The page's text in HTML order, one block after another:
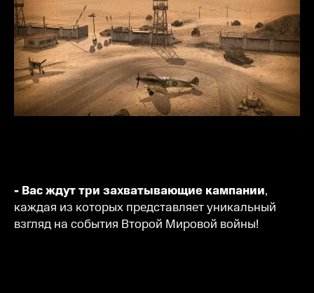
- Вас ждут три захватывающие кампании,
каждая из которых представляет уникальный
взгляд на события Второй Мировой войны!